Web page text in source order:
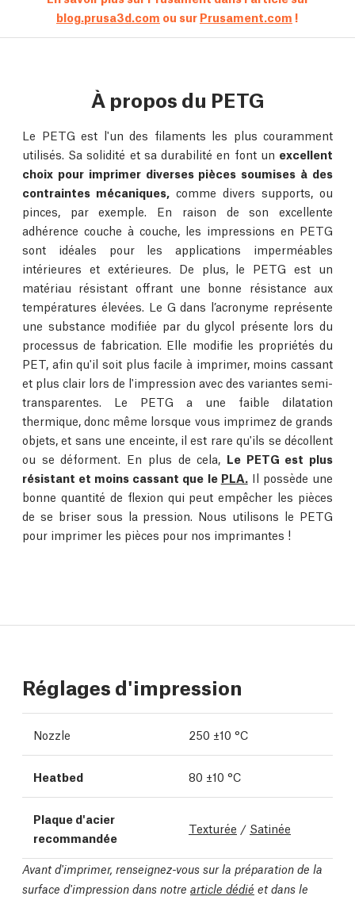
blog.prusa3d.com ou sur Prusament.com !
À propos du PETG
Le PETG est l'un des filaments les plus couramment
utilisés. Sa solidité et sa durabilité en font un excellent
choix pour imprimer diverses pièces soumises à des
contraintes mécaniques, comme divers supports, ou
pinces, par exemple. En raison de son excellente
adhérence couche à couche, les impressions en PETG
sont idéales pour les applications imperméables
intérieures et extérieures. De plus, le PETG est un
matériau résistant offrant une bonne résistance aux
températures élevées. Le G dans l’acronyme représente
une substance modifiée par du glycol présente lors du
processus de fabrication. Elle modifie les propriétés du
PET, afin qu'il soit plus facile à imprimer, moins cassant
et plus clair lors de l'impression avec des variantes semi-
transparentes. Le PETG a une faible dilatation
thermique, donc même lorsque vous imprimez de grands
objets, et sans une enceinte, il est rare qu'ils se décollent
ou se déforment. En plus de cela, Le PETG est plus
résistant et moins cassant que le PLA.Il possède une
bonne quantité de flexion qui peut empêcher les pièces
de se briser sous la pression. Nous utilisons le PETG
pour imprimer les pièces pour nos imprimantes !
Réglages d'impression
Nozzle 250 ±10 °C
Heatbed 80 ±10 °C
Plaque d'acier
recommandée
Texturée / Satinée
Avant d'imprimer, renseignez-vous sur la préparation de la
surface d'impression dans notre article dédié et dans le